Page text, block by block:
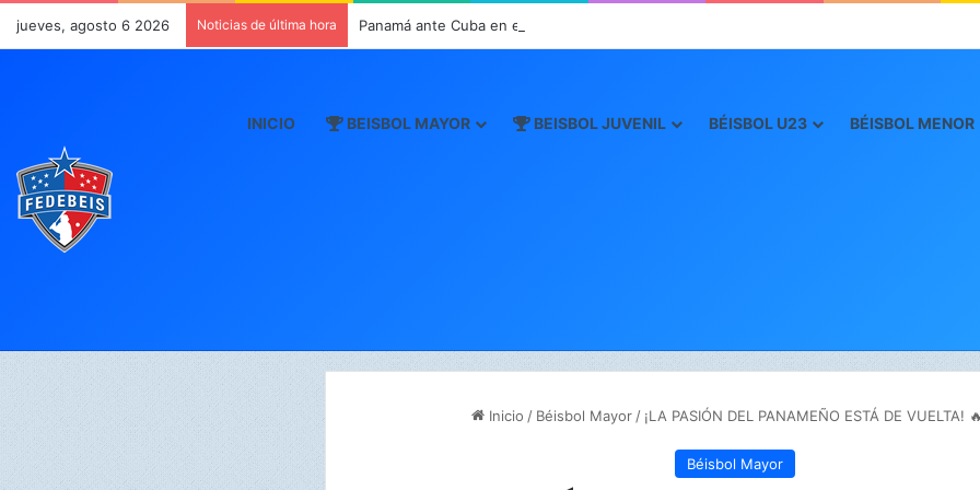
jueves, agosto 6 2026 Noticias de última hora Panamá ante Cuba en el Inicio de la “Súper Ronda”
INICIO BEISBOL MAYOR BEISBOL JUVENIL BÉISBOL U23 BÉISBOL MENOR
Inicio / Béisbol Mayor / ¡LA PASIÓN DEL PANAMEÑO ESTÁ DE VUELTA! 🔥
Béisbol Mayor